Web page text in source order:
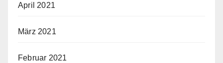
April 2021
März 2021
Februar 2021